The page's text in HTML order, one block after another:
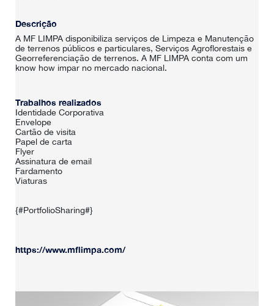
Descrição
A MF LIMPA disponibiliza serviços de Limpeza e Manutenção
de terrenos públicos e particulares, Serviços Agroflorestais e
Georreferenciação de terrenos. A MF LIMPA conta com um
know how impar no mercado nacional.
Trabalhos realizados
Identidade Corporativa
Envelope
Cartão de visita
Papel de carta
Flyer
Assinatura de email
Fardamento
Viaturas
{#PortfolioSharing#}
https://www.mflimpa.com/